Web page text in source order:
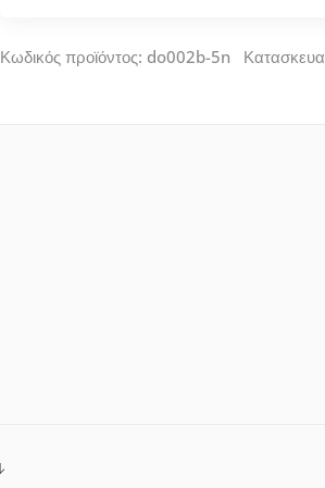
Κωδικός προϊόντος: do002b-5n